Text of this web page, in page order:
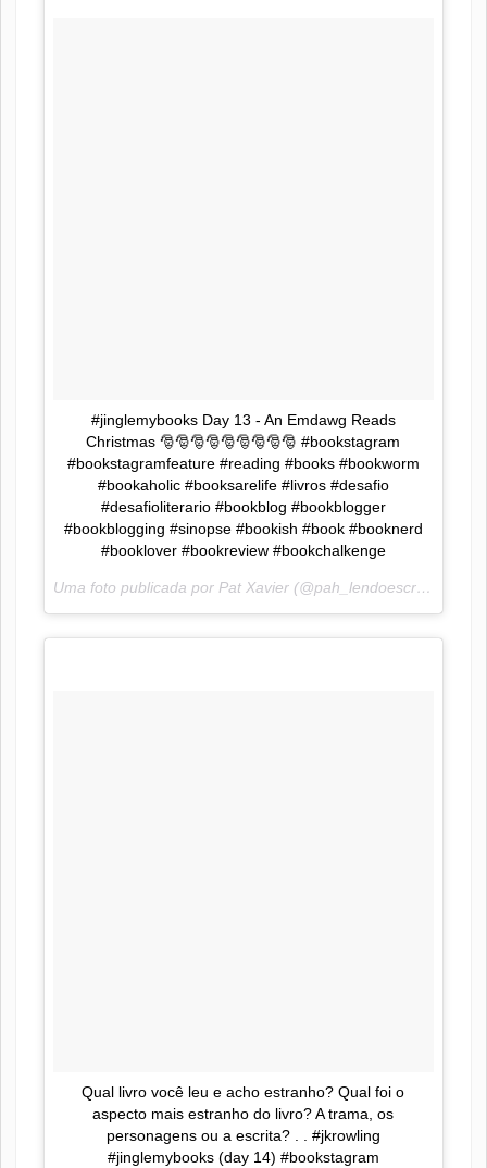
#jinglemybooks Day 13 - An Emdawg Reads
Christmas 🎅🎅🎅🎅🎅🎅🎅🎅🎅 #bookstagram
#bookstagramfeature #reading #books #bookworm
#bookaholic #booksarelife #livros #desafio
#desafioliterario #bookblog #bookblogger
#bookblogging #sinopse #bookish #book #booknerd
#booklover #bookreview #bookchalkenge
Uma foto publicada por Pat Xavier (@pah_lendoescrevendo) em
Qual livro você leu e acho estranho? Qual foi o
aspecto mais estranho do livro? A trama, os
personagens ou a escrita? . . #jkrowling
#jinglemybooks (day 14) #bookstagram